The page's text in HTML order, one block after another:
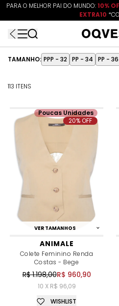
PARA O MELHOR PAI DO MUNDO:10%
EXTRA10
TAMANHO: PPP - 32 PP - 34 PP - 36
113 ITENS
VER TAMANHOS
ANIMALE
Colete Feminino Renda
Costas - Bege
R$ 1.198,00R$ 960,90
10 X R$ 96,09
Poucas Unidades
20% OFF
WISHLIST